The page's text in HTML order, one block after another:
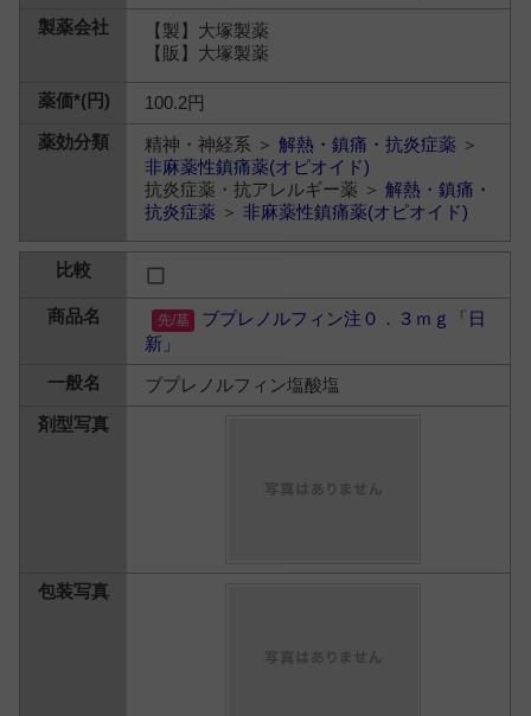
【製】大塚製薬
【販】大塚製薬
100.2円
精神・神経系 ＞解熱・鎮痛・抗炎症薬 ＞
非麻薬性鎮痛薬(オピオイド)
抗炎症薬・抗アレルギー薬 ＞解熱・鎮痛・
抗炎症薬 ＞非麻薬性鎮痛薬(オピオイド)
ブプレノルフィン注０．３ｍｇ「日
新」
ブプレノルフィン塩酸塩